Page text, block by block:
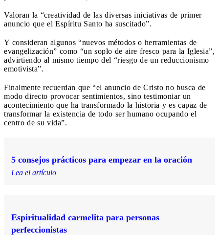
Valoran la “creatividad de las diversas iniciativas de primer
anuncio que el Espíritu Santo ha suscitado”.
Y consideran algunos “nuevos métodos o herramientas de
evangelización” como “un soplo de aire fresco para la Iglesia”,
advirtiendo al mismo tiempo del “riesgo de un reduccionismo
emotivista”.
Finalmente recuerdan que “el anuncio de Cristo no busca de
modo directo provocar sentimientos, sino testimoniar un
acontecimiento que ha transformado la historia y es capaz de
transformar la existencia de todo ser humano ocupando el
centro de su vida”.
5 consejos prácticos para empezar en la oración
Lea el artículo
Espiritualidad carmelita para personas
perfeccionistas